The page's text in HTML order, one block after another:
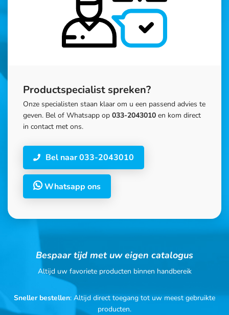
Productspecialist spreken?
Onze specialisten staan klaar om u een passend advies te
geven. Bel of Whatsapp op 033-2043010 en kom direct
in contact met ons.
Bel naar 033-2043010
Whatsapp ons
Bespaar tijd met uw eigen catalogus
Altijd uw favoriete producten binnen handbereik
Sneller bestellen: Altijd direct toegang tot uw meest gebruikte
producten.